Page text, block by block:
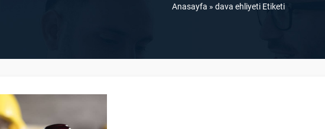
Anasayfa » dava ehliyeti Etiketi